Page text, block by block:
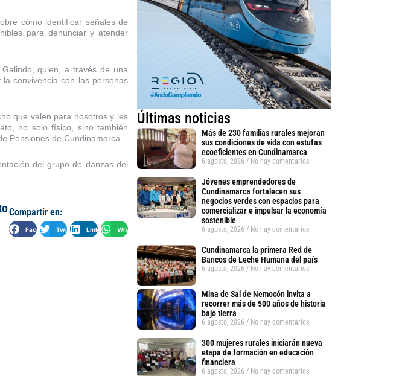
cómo identificar señales de
para denunciar y atender
quien, a través de una
convivencia con las personas
que valen para nosotros y les
no solo físico, sino también
Pensiones de Cundinamarca.
del grupo de danzas del
Compartir en:
Facebook Twitter LinkedIn WhatsApp
Últimas noticias
Más de 230 familias rurales mejoran
sus condiciones de vida con estufas
ecoeficientes en Cundinamarca
6 agosto, 2026 No hay comentarios
Jóvenes emprendedores de
Cundinamarca fortalecen sus
negocios verdes con espacios para
comercializar e impulsar la economía
sostenible
6 agosto, 2026 No hay comentarios
Cundinamarca la primera Red de
Bancos de Leche Humana del país
6 agosto, 2026 No hay comentarios
Mina de Sal de Nemocón invita a
recorrer más de 500 años de historia
bajo tierra
6 agosto, 2026 No hay comentarios
300 mujeres rurales iniciarán nueva
etapa de formación en educación
financiera
6 agosto, 2026 No hay comentarios